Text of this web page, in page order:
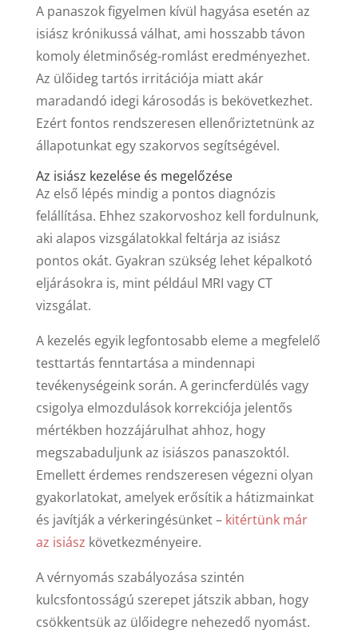
A panaszok figyelmen kívül hagyása esetén az
isiász krónikussá válhat, ami hosszabb távon
komoly életminőség-romlást eredményezhet.
Az ülőideg tartós irritációja miatt akár
maradandó idegi károsodás is bekövetkezhet.
Ezért fontos rendszeresen ellenőriztetnünk az
állapotunkat egy szakorvos segítségével.
Az isiász kezelése és megelőzése
Az első lépés mindig a pontos diagnózis
felállítása. Ehhez szakorvoshoz kell fordulnunk,
aki alapos vizsgálatokkal feltárja az isiász
pontos okát. Gyakran szükség lehet képalkotó
eljárásokra is, mint például MRI vagy CT
vizsgálat.
A kezelés egyik legfontosabb eleme a megfelelő
testtartás fenntartása a mindennapi
tevékenységeink során. A gerincferdülés vagy
csigolya elmozdulások korrekciója jelentős
mértékben hozzájárulhat ahhoz, hogy
megszabaduljunk az isiászos panaszoktól.
Emellett érdemes rendszeresen végezni olyan
gyakorlatokat, amelyek erősítik a hátizmainkat
és javítják a vérkeringésünket – kitértünk már
az isiász következményeire.
A vérnyomás szabályozása szintén
kulcsfontosságú szerepet játszik abban, hogy
csökkentsük az ülőidegre nehezedő nyomást.